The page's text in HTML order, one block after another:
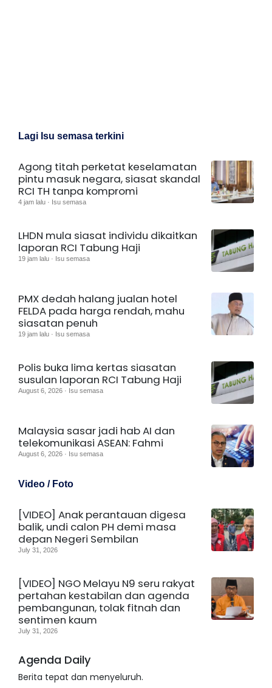
Lagi Isu semasa terkini
Agong titah perketat keselamatan
pintu masuk negara, siasat skandal
RCI TH tanpa kompromi
4 jam lalu · Isu semasa
LHDN mula siasat individu dikaitkan
laporan RCI Tabung Haji
19 jam lalu · Isu semasa
PMX dedah halang jualan hotel
FELDA pada harga rendah, mahu
siasatan penuh
19 jam lalu · Isu semasa
Polis buka lima kertas siasatan
susulan laporan RCI Tabung Haji
August 6, 2026 · Isu semasa
Malaysia sasar jadi hab AI dan
telekomunikasi ASEAN: Fahmi
August 6, 2026 · Isu semasa
Video / Foto
[VIDEO] Anak perantauan digesa
balik, undi calon PH demi masa
depan Negeri Sembilan
July 31, 2026
[VIDEO] NGO Melayu N9 seru rakyat
pertahan kestabilan dan agenda
pembangunan, tolak fitnah dan
sentimen kaum
July 31, 2026
Agenda Daily
Berita tepat dan menyeluruh.